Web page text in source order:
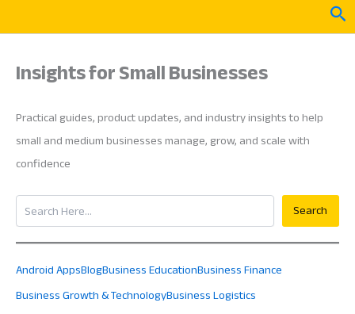
Insights for Small Businesses
Practical guides, product updates, and industry insights to help
small and medium businesses manage, grow, and scale with
confidence
Search
Search
Android AppsBlogBusiness EducationBusiness Finance
Business Growth & TechnologyBusiness Logistics